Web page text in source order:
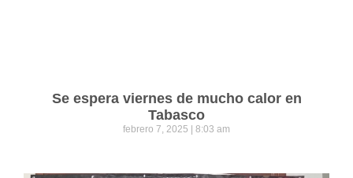
Se espera viernes de mucho calor en
Tabasco
febrero 7, 2025 8:03 am